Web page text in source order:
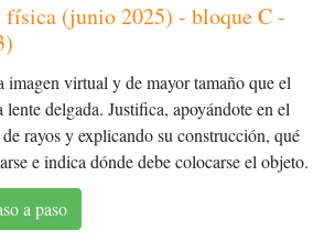
(junio 2025) - bloque C -
imagen virtual y de mayor tamaño que el
delgada. Justifica, apoyándote en el
rayos y explicando su construcción, qué
e indica dónde debe colocarse el objeto.
a paso